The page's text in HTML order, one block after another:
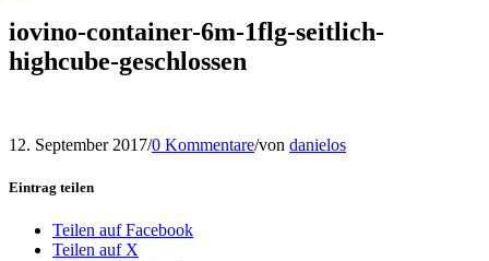
iovino-container-6m-1flg-seitlich-
highcube-geschlossen
12. September 2017/0 Kommentare/von danielos
Eintrag teilen
Teilen auf Facebook
Teilen auf X